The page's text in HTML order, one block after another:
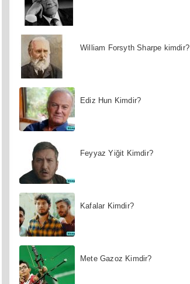
William Forsyth Sharpe kimdir?
Ediz Hun Kimdir?
Feyyaz Yiğit Kimdir?
Kafalar Kimdir?
Mete Gazoz Kimdir?